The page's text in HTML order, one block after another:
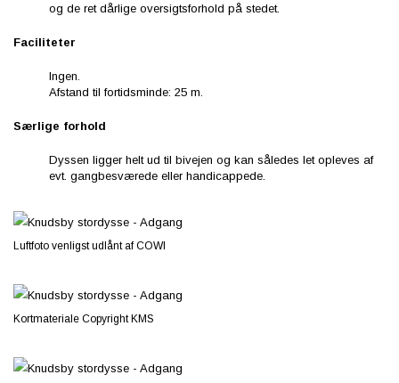
og de ret dårlige oversigtsforhold på stedet.
Faciliteter
Ingen.
Afstand til fortidsminde: 25 m.
Særlige forhold
Dyssen ligger helt ud til bivejen og kan således let opleves af
evt. gangbesværede eller handicappede.
Luftfoto venligst udlånt af COWI
Kortmateriale Copyright KMS